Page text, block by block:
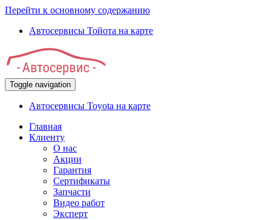
Перейти к основному содержанию
Автосервисы Тойота на карте
Toggle navigation
Автосервисы Toyota на карте
Главная
Клиенту
О нас
Акции
Гарантия
Сертификаты
Запчасти
Видео работ
Эксперт